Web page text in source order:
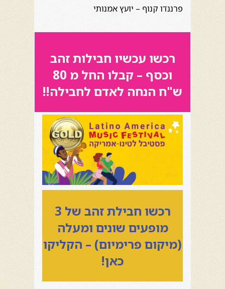
פרננדו קנוף – יועץ אמנותי
רכשו עכשיו חבילות זהב
וכסף – קבלו החל מ 80
ש"ח הנחה לאדם לחבילה!!
רכשו חבילת זהב של 3
מופעים שונים ומעלה
(מיקום פרימיום) – הקליקו
כאן!